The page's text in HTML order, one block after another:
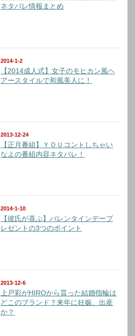
ネタバレ情報まとめ
2014-1-2
【2014成人式】女子のモヒカン風ヘ
アースタイルで和風美人に！
2013-12-24
【正月番組】ＹＯＵコントしちゃい
なよの番組内容ネタバレ！
2014-1-10
【彼氏が喜ぶ】バレンタインデープ
レゼントの3つのポイント
2013-12-6
上戸彩がHIROから貰った結婚指輪は
どこのブランド？来年に妊娠、出産
か？